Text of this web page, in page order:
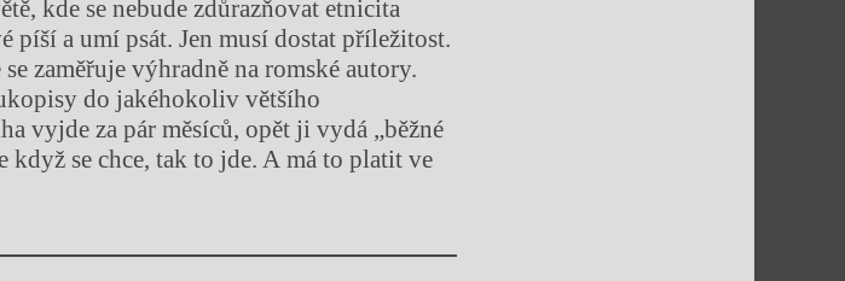
kde se nebude zdůrazňovat etnicita
píší a umí psát. Jen musí dostat příležitost.
zaměřuje výhradně na romské autory.
do jakéhokoliv většího
vyjde za pár měsíců, opět ji vydá „běžné
když se chce, tak to jde. A má to platit ve